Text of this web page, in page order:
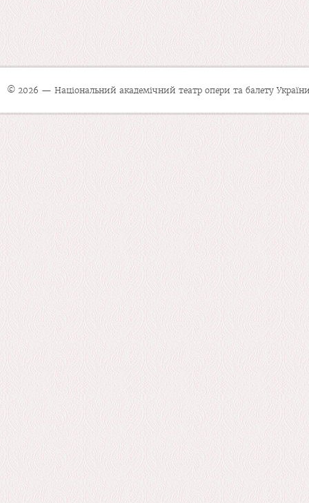
© 2026 — Національний академічний театр опери та балету